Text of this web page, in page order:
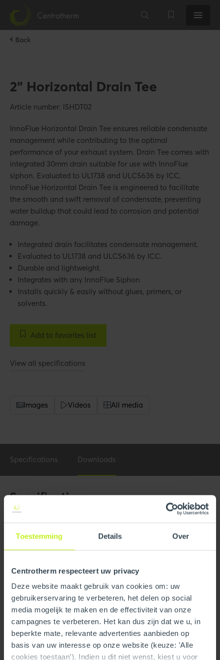
Toestemming Details Over
Centrotherm respecteert uw privacy
Deze website maakt gebruik van cookies om: uw
gebruikerservaring te verbeteren, het delen op social
media mogelijk te maken en de effectiviteit van onze
campagnes te verbeteren. Het kan dus zijn dat we u, in
beperkte mate, relevante advertenties aanbieden op
basis van uw interesse op onze website (keuze: 'Alle
cookies toestaan'). Indien u dit niet wenst, kiest u voor
Back
2" Horizontal Drain Tee
Article number: ISHDT02
InnoFlue Horizontal Drain Tee ensures reliable condensate
management while contributing to the optimal
performance of your exhaust system. Drain Tee comes with
integrated 30mm drain suitable for use with InnoFlue
siphon. Evaluated to UL1738 and ULCS636 by ICC,
InnoFlue Horizontal Drain Tee is engineered to facilitate
the smooth and swift removal of condensate, preventing
water buildup that could lead to corrosion and potential
damage.
Integrated drain facilitates condensate management.
Evaluated to UL1738 and ULCS636 by ICC.
Durable and lightweight.
Integrates with any InnoFlue Siphon
Installs quickly & easily without glues, primers, or
solvents.
Add to favorites list
View all specifications
Images Videos All media
Specifications Downloads
Specifications
General
Product Name 2" Horizontal Drain Tee
GTIN 0815010011218
Part number 250409002050
Technical
Color Gray